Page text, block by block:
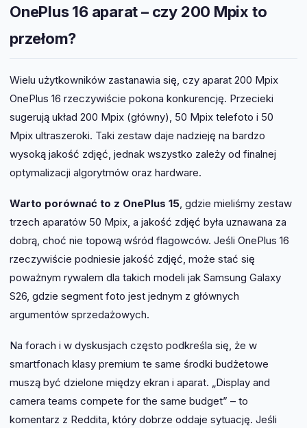
OnePlus 16 aparat – czy 200 Mpix to
przełom?
Wielu użytkowników zastanawia się, czy aparat 200 Mpix
OnePlus 16 rzeczywiście pokona konkurencję. Przecieki
sugerują układ 200 Mpix (główny), 50 Mpix telefoto i 50
Mpix ultraszeroki. Taki zestaw daje nadzieję na bardzo
wysoką jakość zdjęć, jednak wszystko zależy od finalnej
optymalizacji algorytmów oraz hardware.
Warto porównać to z OnePlus 15 , gdzie mieliśmy zestaw
trzech aparatów 50 Mpix, a jakość zdjęć była uznawana za
dobrą, choć nie topową wśród flagowców. Jeśli OnePlus 16
rzeczywiście podniesie jakość zdjęć, może stać się
poważnym rywalem dla takich modeli jak Samsung Galaxy
S26, gdzie segment foto jest jednym z głównych
argumentów sprzedażowych.
Na forach i w dyskusjach często podkreśla się, że w
smartfonach klasy premium te same środki budżetowe
muszą być dzielone między ekran i aparat. „Display and
camera teams compete for the same budget” – to
komentarz z Reddita, który dobrze oddaje sytuację. Jeśli